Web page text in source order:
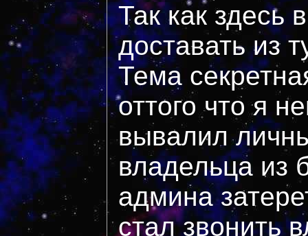
Так как здесь
доставать из
Тема
оттого что я
вывалил
владельца из
админа
стал звонить